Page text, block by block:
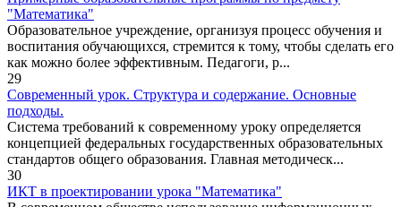
"Математика"
Образовательное учреждение, организуя процесс обучения и
воспитания обучающихся, стремится к тому, чтобы сделать его
как можно более эффективным. Педагоги, р...
29
Современный урок. Структура и содержание. Основные
подходы.
Система требований к современному уроку определяется
концепцией федеральных государственных образовательных
стандартов общего образования. Главная методическ...
30
ИКТ в проектировании урока "Математика"